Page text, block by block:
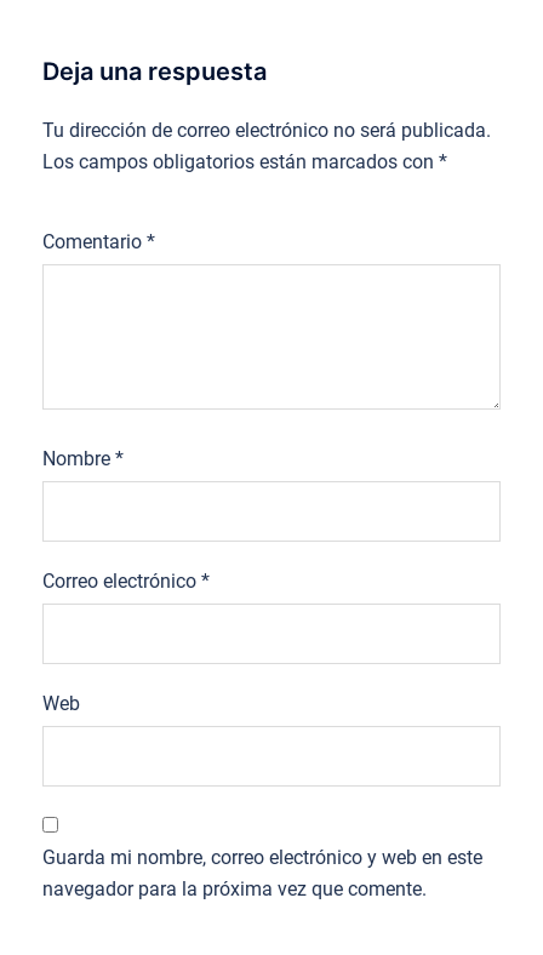
Deja una respuesta
Tu dirección de correo electrónico no será publicada.
Los campos obligatorios están marcados con *
Comentario *
Nombre *
Correo electrónico *
Web
Guarda mi nombre, correo electrónico y web en este
navegador para la próxima vez que comente.